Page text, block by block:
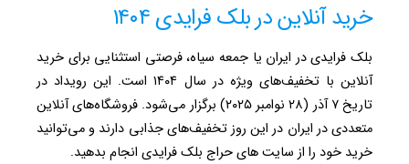
خرید آنلاین در بلک فرایدی ۱۴۰۴
بلک فرایدی در ایران یا جمعه سیاه، فرصتی استثنایی برای خرید
آنلاین با تخفیف‌های ویژه در سال ۱۴۰۴ است. این رویداد در
تاریخ ۷ آذر (۲۸ نوامبر ۲۰۲۵) برگزار می‌شود.
فروشگاه‌های آنلاین
متعددی در ایران در این روز تخفیف‌های جذابی دارند و می‌توانید
خرید خود را از سایت های حراج بلک فرایدی انجام بدهید.